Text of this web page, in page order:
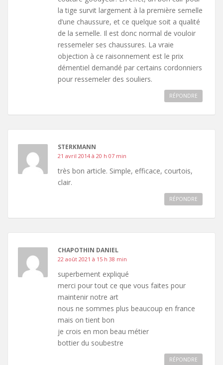
la tige survit largement à la première semelle
d’une chaussure, et ce quelque soit a qualité
de la semelle. Il est donc normal de vouloir
ressemeler ses chaussures. La vraie
objection à ce raisonnement est le prix
démentiel demandé par certains cordonniers
pour ressemeler des souliers.
RÉPONDRE
STERKMANN
21 avril 2014 à 20 h 07 min
très bon article. Simple, efficace, courtois,
clair.
RÉPONDRE
CHAPOTHIN DANIEL
22 août 2021 à 15 h 38 min
superbement expliqué
merci pour tout ce que vous faites pour
maintenir notre art
nous ne sommes plus beaucoup en france
mais on tient bon
je crois en mon beau métier
bottier du soubestre
RÉPONDRE